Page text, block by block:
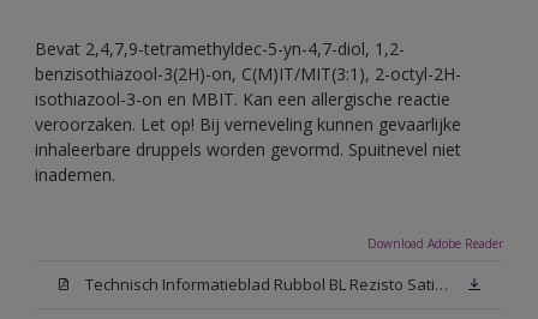
Bevat 2,4,7,9-tetramethyldec-5-yn-4,7-diol, 1,2-
benzisothiazool-3(2H)-on, C(M)IT/MIT(3:1), 2-octyl-2H-
isothiazool-3-on en MBIT. Kan een allergische reactie
veroorzaken. Let op! Bij verneveling kunnen gevaarlijke
inhaleerbare druppels worden gevormd. Spuitnevel niet
inademen.
Download Adobe Reader
Technisch Informatieblad Rubbol BL Rezisto Satin (PDF)